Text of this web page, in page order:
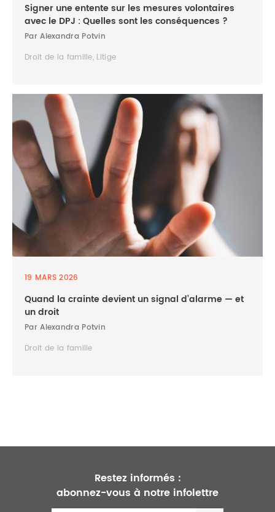
Signer une entente sur les mesures volontaires
avec le DPJ : Quelles sont les conséquences ?
Par Alexandra Potvin
Droit de la famille, Litige
19 MARS 2026
Quand la crainte devient un signal d’alarme — et
un droit
Par Alexandra Potvin
Droit de la famille
Restez informés :
abonnez-vous à notre infolettre